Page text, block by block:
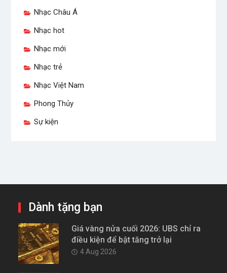
Nhạc Châu Á
Nhạc hot
Nhạc mới
Nhạc trẻ
Nhạc Việt Nam
Phong Thủy
Sự kiện
Dành tặng bạn
Giá vàng nửa cuối 2026: UBS chỉ ra
điều kiện để bật tăng trở lại
4 Aug 2026